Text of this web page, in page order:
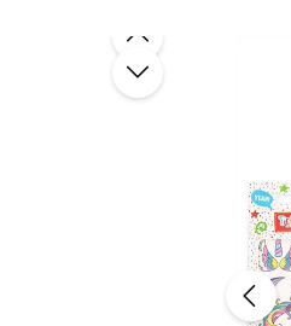
Bildergalerie